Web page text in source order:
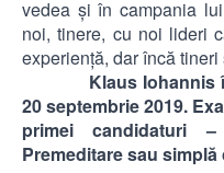
vedea şi în campania
noi, tinere, cu noi lideri
experienţă, dar încă tineri
Klaus Iohannis
20 septembrie 2019.
primei candidaturi
Premeditare sau